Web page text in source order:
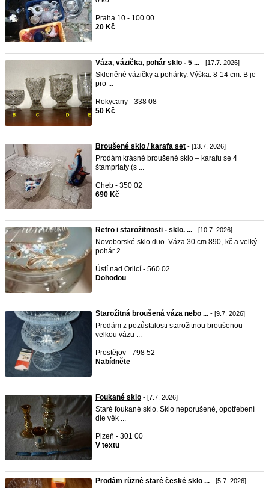
Praha 10 - 100 00
20 Kč
Váza, vázička, pohár sklo - 5 ... - [17.7. 2026]
Skleněné vázičky a pohárky. Výška: 8-14 cm. B je
pro ...
Rokycany - 338 08
50 Kč
Broušené sklo / karafa set - [13.7. 2026]
Prodám krásné broušené sklo – karafu se 4
štamprlaty (s ...
Cheb - 350 02
690 Kč
Retro i starožitnosti - sklo. ... - [10.7. 2026]
Novoborské sklo duo. Váza 30 cm 890,-kč a velký
pohár 2 ...
Ústí nad Orlicí - 560 02
Dohodou
Starožitná broušená váza nebo ... - [9.7. 2026]
Prodám z pozůstalosti starožitnou broušenou
velkou vázu ...
Prostějov - 798 52
Nabídněte
Foukané sklo - [7.7. 2026]
Staré foukané sklo. Sklo neporušené, opotřebení
dle věk ...
Plzeň - 301 00
V textu
Prodám různé staré české sklo ... - [5.7. 2026]